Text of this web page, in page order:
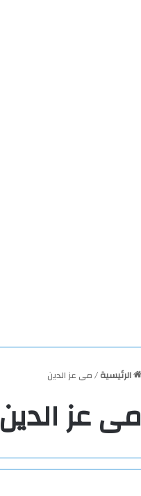
الرئيسية/مى عز الدين
مى عز الدين